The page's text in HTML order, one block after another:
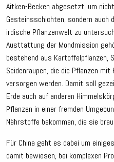
Aitken-Becken abgesetzt, um
Gesteinsschichten, sondern auch
irdische Pflanzenwelt zu
Austtattung der Mondmission
bestehend aus Kartoffelpflanzen,
Seidenraupen, die die Pflanzen
versorgen werden. Damit soll
Erde auch auf anderen
Pflanzen in einer fremden
Nährstoffe bekommen, die sie
Für China geht es dabei um
damit bewiesen, bei komplexen